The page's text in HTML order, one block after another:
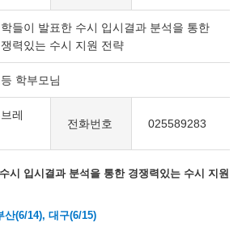
들이 발표한 수시 입시결과 분석을 통한
력있는 수시 지원 전략
학부모님
레
전화번호 025589283
시 입시결과 분석을 통한 경쟁력있는 수시 지원
산(6/14), 대구(6/15)